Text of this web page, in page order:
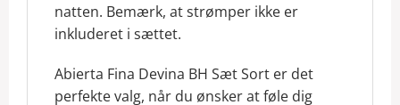
natten. Bemærk, at strømper ikke er
inkluderet i sættet.
Abierta Fina Devina BH Sæt Sort er det
perfekte valg, når du ønsker at føle dig